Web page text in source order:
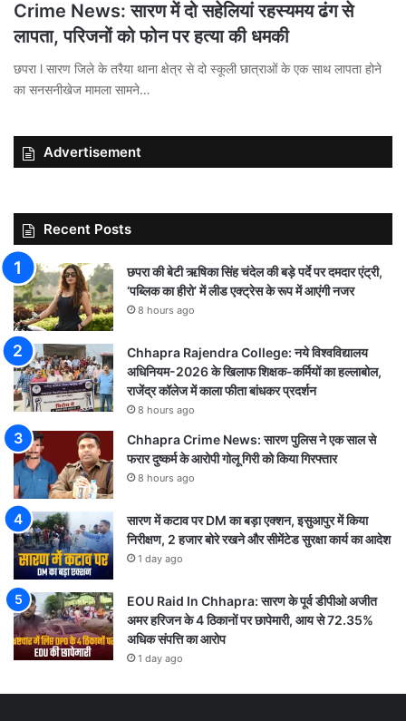
Crime News: सारण में दो सहेलियां रहस्यमय ढंग से
लापता, परिजनों को फोन पर हत्या की धमकी
छपरा l सारण जिले के तरैया थाना क्षेत्र से दो स्कूली छात्राओं के एक साथ लापता होने
का सनसनीखेज मामला सामने…
Advertisement
Recent Posts
छपरा की बेटी ऋषिका सिंह चंदेल की बड़े पर्दे पर दमदार एंट्री,
‘पब्लिक का हीरो’ में लीड एक्ट्रेस के रूप में आएंगी नजर
8 hours ago
Chhapra Rajendra College: नये विश्वविद्यालय
अधिनियम-2026 के खिलाफ शिक्षक-कर्मियों का हल्लाबोल,
राजेंद्र कॉलेज में काला फीता बांधकर प्रदर्शन
8 hours ago
Chhapra Crime News: सारण पुलिस ने एक साल से
फरार दुष्कर्म के आरोपी गोलू गिरी को किया गिरफ्तार
8 hours ago
सारण में कटाव पर DM का बड़ा एक्शन, इसुआपुर में किया
निरीक्षण, 2 हजार बोरे रखने और सीमेंटेड सुरक्षा कार्य का आदेश
1 day ago
EOU Raid In Chhapra: सारण के पूर्व डीपीओ अजीत
अमर हरिजन के 4 ठिकानों पर छापेमारी, आय से 72.35%
अधिक संपत्ति का आरोप
1 day ago